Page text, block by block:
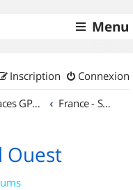
Menu
Connexion
Inscription
Traces GPS de randos VTT France - Sud Ouest
Ouest